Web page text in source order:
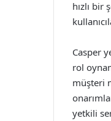
hızlı bir
Casper
rol
müşteri
yetkili